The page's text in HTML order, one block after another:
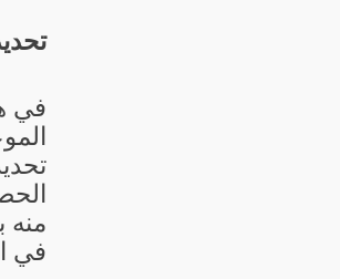
في
منه
في